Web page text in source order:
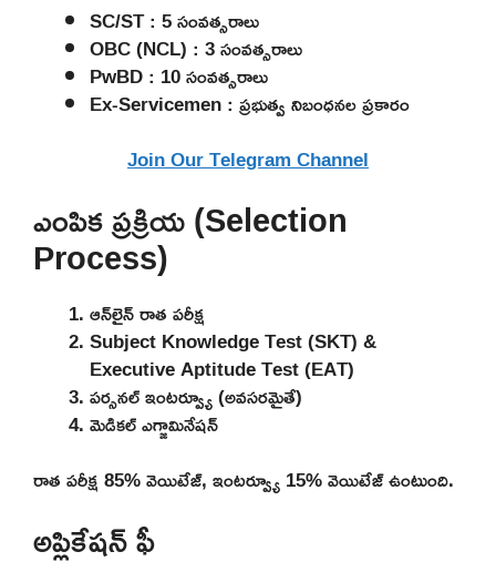
SC/ST : 5 సంవత్సరాలు
OBC (NCL) : 3 సంవత్సరాలు
PwBD : 10 సంవత్సరాలు
Ex-Servicemen : ప్రభుత్వ నిబంధనల ప్రకారం
Join Our Telegram Channel
ఎంపిక ప్రక్రియ (Selection
Process)
ఆన్‌లైన్ రాత పరీక్ష
Subject Knowledge Test (SKT) &
Executive Aptitude Test (EAT)
పర్సనల్ ఇంటర్వ్యూ (అవసరమైతే)
మెడికల్ ఎగ్జామినేషన్
రాత పరీక్ష 85% వెయిటేజ్, ఇంటర్వ్యూ 15% వెయిటేజ్ ఉంటుంది.
అప్లికేషన్ ఫీ